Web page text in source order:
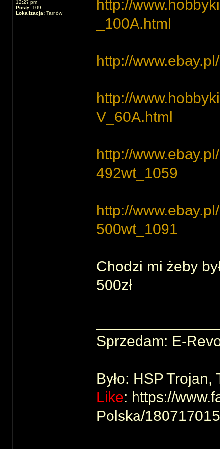
12:27 pm
Posty: 109
Lokalizacja: Tarnów
http://
_100A.html
http://
http://
V_60A.html
http://
492wt_1059
http://
500wt_1091
Chodzi mi żeby
500zł
Sprzedam: E-
Było: HSP
Like: https://
Polska/